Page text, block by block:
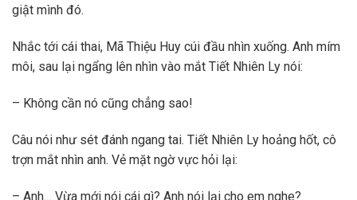
giật mình đó.
Nhắc tới cái thai, Mã Thiệu Huy cúi đầu nhìn xuống. Anh mím
môi, sau lại ngẩng lên nhìn vào mắt Tiết Nhiên Ly nói:
– Không cần nó cũng chẳng sao!
Câu nói như sét đánh ngang tai. Tiết Nhiên Ly hoảng hốt, cô
trợn mắt nhìn anh. Vẻ mặt ngờ vực hỏi lại:
– Anh… Vừa mới nói cái gì? Anh nói lại cho em nghe?